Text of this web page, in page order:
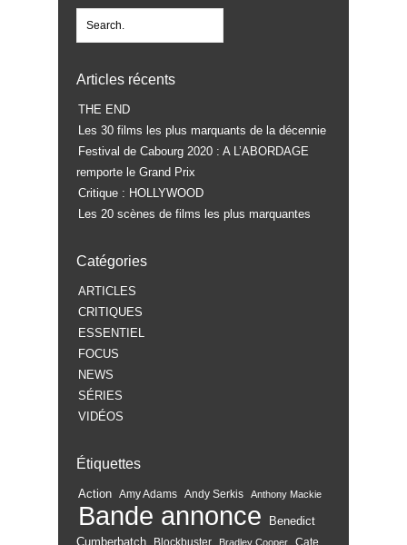
Articles récents
THE END
Les 30 films les plus marquants de la décennie
Festival de Cabourg 2020 : A L’ABORDAGE
remporte le Grand Prix
Critique : HOLLYWOOD
Les 20 scènes de films les plus marquantes
Catégories
ARTICLES
CRITIQUES
ESSENTIEL
FOCUS
NEWS
SÉRIES
VIDÉOS
Étiquettes
Action Amy Adams Andy Serkis Anthony Mackie
Bande annonce
Benedict
Cumberbatch
Blockbuster Bradley Cooper
Cate